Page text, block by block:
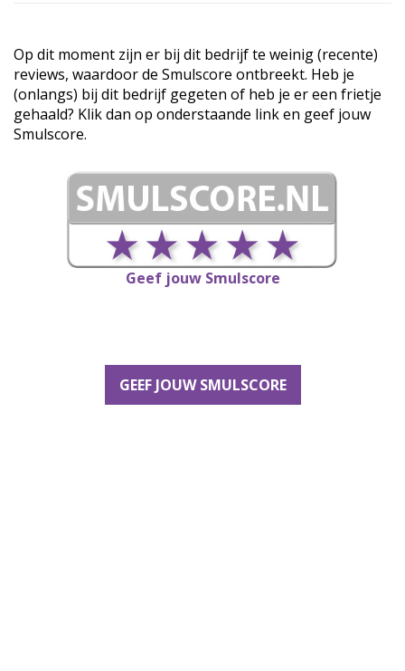
Op dit moment zijn er bij dit bedrijf te weinig (recente)
reviews, waardoor de Smulscore ontbreekt. Heb je
(onlangs) bij dit bedrijf gegeten of heb je er een frietje
gehaald? Klik dan op onderstaande link en geef jouw
Smulscore.
Geef jouw Smulscore
GEEF JOUW SMULSCORE